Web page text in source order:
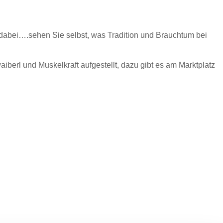
Sie selbst, was Tradition und Brauchtum bei
und Muskelkraft aufgestellt, dazu gibt es am Marktplatz